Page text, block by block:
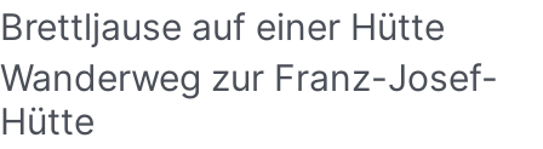
Brettljause auf einer Hütte
Wanderweg zur Franz-Josef-
Hütte